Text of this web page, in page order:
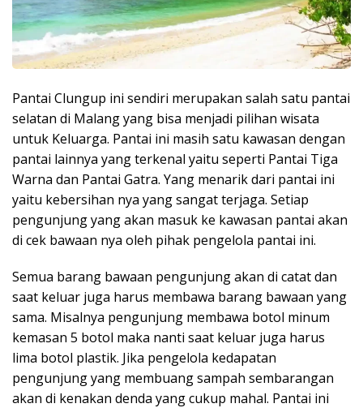
Pantai Clungup ini sendiri merupakan salah satu pantai
selatan di Malang yang bisa menjadi pilihan wisata
untuk Keluarga. Pantai ini masih satu kawasan dengan
pantai lainnya yang terkenal yaitu seperti Pantai Tiga
Warna dan Pantai Gatra. Yang menarik dari pantai ini
yaitu kebersihan nya yang sangat terjaga. Setiap
pengunjung yang akan masuk ke kawasan pantai akan
di cek bawaan nya oleh pihak pengelola pantai ini.
Semua barang bawaan pengunjung akan di catat dan
saat keluar juga harus membawa barang bawaan yang
sama. Misalnya pengunjung membawa botol minum
kemasan 5 botol maka nanti saat keluar juga harus
lima botol plastik. Jika pengelola kedapatan
pengunjung yang membuang sampah sembarangan
akan di kenakan denda yang cukup mahal. Pantai ini